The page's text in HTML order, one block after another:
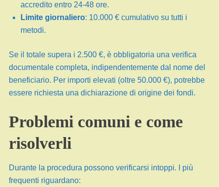
accredito entro 24-48 ore.
Limite giornaliero: 10.000 € cumulativo su tutti i
metodi.
Se il totale supera i 2.500 €, è obbligatoria una verifica
documentale completa, indipendentemente dal nome del
beneficiario. Per importi elevati (oltre 50.000 €), potrebbe
essere richiesta una dichiarazione di origine dei fondi.
Problemi comuni e come
risolverli
Durante la procedura possono verificarsi intoppi. I più
frequenti riguardano: